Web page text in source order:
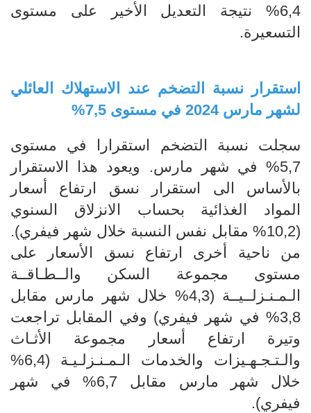
6,4% نتيجة التعديل الأخير على مستوى
التسعيرة.
استقرار نسبة التضخم عند الاستهلاك العائلي
لشهر مارس 2024 في مستوى 7,5%
سجلت نسبة التضخم استقرارا في مستوى
5,7% في شهر مارس. ويعود هذا الاستقرار
بالأساس الى استقرار نسق ارتفاع أسعار
المواد الغذائية بحساب الانزلاق السنوي
(10,2% مقابل نفس النسبة خلال شهر فيفري).
من ناحية أخرى ارتفاع نسق الأسعار على
مستوى مجموعة السكن والــطـاقــة
الـمـنـزلــيــة (4,3% خلال شهر مارس مقابل
3,8% في شهر فيفري) وفي المقابل تراجعت
وتيرة ارتفاع أسعار مجموعة الأثـاث
والـتـجـهـيزات والخدمات الـمـنـزلـيـة (6,4%
خلال شهر مارس مقابل 6,7% في شهر
فيفري).